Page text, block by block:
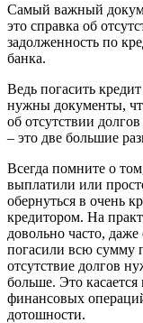
Самый важный
это справка об
задолженность по
банка.
Ведь погасить
нужны документы,
об отсутствии
– это две большие
Всегда помните о
выплатили или
обернуться в очень
кредитором. На
довольно часто,
погасили всю сумму
отсутствие долгов
больше. Это
финансовых
дотошности.